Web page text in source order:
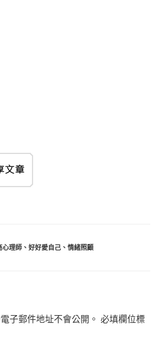
心理師、 好好愛自己、 情緒照顧
子郵件地址不會公開。 必填欄位標